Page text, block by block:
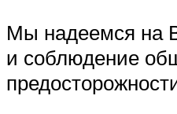
Мы надеемся на
и соблюдение